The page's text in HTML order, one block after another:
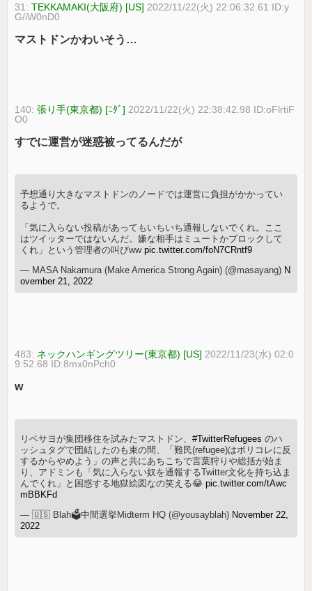
31:TEKKAMAKI(大阪府) [US] 2022/11/22(火) 22:06:32.61 ID:y
G/iW0nD0
マストドンかわいそう…
140:張り手(東京都) [ﾆﾀﾞ] 2022/11/22(火) 22:38:42.98 ID:oFlrtiF
O0
すでに運営が迷惑被ってるんだが
予想通り大きなマストドンのノードでは運営に負担がかかってい
るようで。
「気に入らない投稿があってもいちいち通報しないでくれ。ここ
はツイッターではないんだ。嫌な相手はミュートかブロックして
くれ」という管理者の叫びwwpic.twitter.com/foN7CRntf9
— MASA Nakamura (Make America Strong Again) (@masayang) N
ovember 21, 2022
483: ネックハンギングツリー(東京都) [US] 2022/11/23(水) 02:0
9:52.68 ID:8mx0nPch0
w
リベサヨが集団移住を試みたマストドン、#TwitterRefugees のハ
ッシュタグで団結したのも束の間、「難民(refugee)はポリコレに反
するからやめよう」の声と共にあちこちで言葉狩りや総括が始ま
り、アドミンも「気に入らない奴を通報するTwitter文化を持ち込ま
んでくれ」と困惑する地獄絵図なの笑える😂pic.twitter.com/tAwc
mBBKFd
— 🇺🇸 Blah🗳中間選挙Midterm HQ (@yousayblah) November 22,
2022